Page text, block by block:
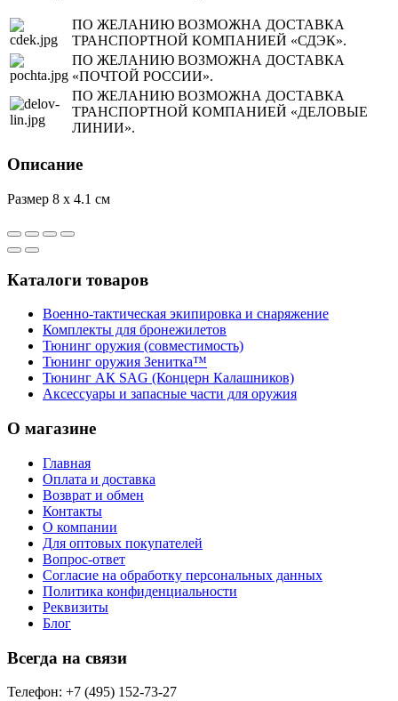
ПО ЖЕЛАНИЮ ВОЗМОЖНА ДОСТАВКА
ТРАНСПОРТНОЙ КОМПАНИЕЙ «СДЭК».
ПО ЖЕЛАНИЮ ВОЗМОЖНА ДОСТАВКА
«ПОЧТОЙ РОССИИ».
ПО ЖЕЛАНИЮ ВОЗМОЖНА ДОСТАВКА
ТРАНСПОРТНОЙ КОМПАНИЕЙ «ДЕЛОВЫЕ
ЛИНИИ».
Описание
Размер 8 x 4.1 см
Каталоги товаров
Военно-тактическая экипировка и снаряжение
Комплекты для бронежилетов
Тюнинг оружия (совместимость)
Тюнинг оружия Зенитка™
Тюнинг АК SAG (Концерн Калашников)
Аксессуары и запасные части для оружия
О магазине
Главная
Оплата и доставка
Возврат и обмен
Контакты
О компании
Для оптовых покупателей
Вопрос-ответ
Согласие на обработку персональных данных
Политика конфиденциальности
Реквизиты
Блог
Всегда на связи
Телефон: +7 (495) 152-73-27